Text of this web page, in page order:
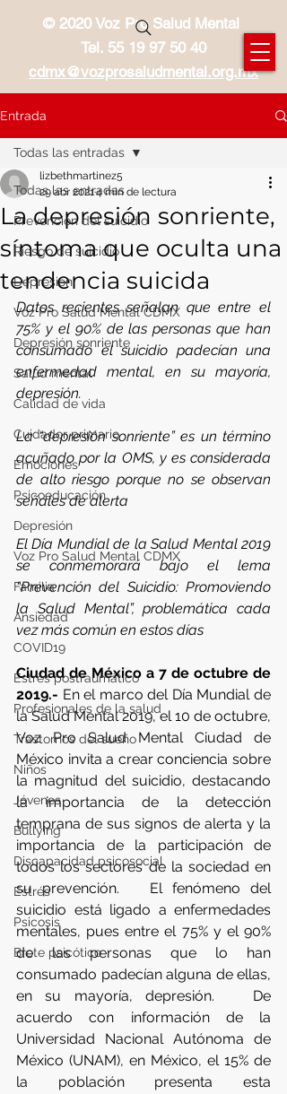
© 2020 Voz Pro Salud Mental
Tel. 55 19 97 50 40
cdmx@vozprosaludmental.org.mx
Entrada
Todas las entradas
Prevención del suicidio
Riesgo de suicidio
Depresión
Voz Pro Salud Mental CDMX
Depresión sonriente
Salud mental
Calidad de vida
Cuidador primario
Emociones
Psicoeducación
Depresión
Voz Pro Salud Mental CDMX
Familia
Ansiedad
COVID19
Estrés postraumático
Profesionales de la salud
Trastornos del sueño
Niños
Jóvenes
Bullying
Discapacidad psicosocial
Estrés
Psicosis
Brote psicótico
Todas las entradas
La depresión sonriente,
síntoma que oculta una
tendencia suicida
lizbethmartinez5
29 abr 20214 min de lectura
Datos recientes señalan que entre el
75% y el 90% de las personas que han
consumado el suicidio padecían una
enfermedad mental, en su mayoría,
depresión.
La “depresión sonriente” es un término
acuñado por la OMS, y es considerada
de alto riesgo porque no se observan
señales de alerta
El Día Mundial de la Salud Mental 2019
se conmemorará bajo el lema
“Prevención del Suicidio: Promoviendo
la Salud Mental”, problemática cada
vez más común en estos días
Ciudad de México a 7 de octubre de
2019.- En el marco del Día Mundial de
la Salud Mental 2019, el 10 de octubre,
Voz Pro Salud Mental Ciudad de
México invita a crear conciencia sobre
la magnitud del suicidio, destacando
la importancia de la detección
temprana de sus signos de alerta y la
importancia de la participación de
todos los sectores de la sociedad en
su prevención.   El fenómeno del
suicidio está ligado a enfermedades
mentales, pues entre el 75% y el 90%
de las personas que lo han
consumado padecían alguna de ellas,
en su mayoría, depresión.   De
acuerdo con información de la
Universidad Nacional Autónoma de
México (UNAM), en México, el 15% de
la población presenta esta